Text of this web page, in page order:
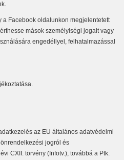
a Facebook oldalunkon megjelentetett
mások személyiségi jogait vagy
engedéllyel, felhatalmazással
az EU általános adatvédelmi
jogról és
CXII. törvény (Infotv.), továbbá a Ptk.